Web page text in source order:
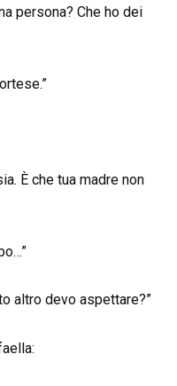
persona? Che ho dei
È che tua madre non
altro devo aspettare?”